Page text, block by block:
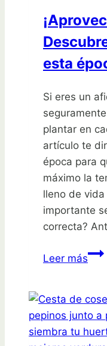
esta
Si eres un
plantar en
artículo te
época para
máximo la
lleno de vida
importante
correcta?
Leer más
qué